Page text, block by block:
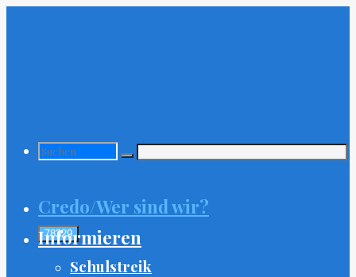
Suchen
nach:
Credo/Wer sind wir?
Informieren
Schulstreik